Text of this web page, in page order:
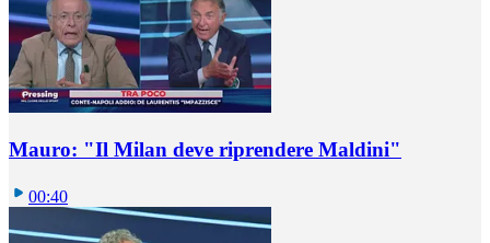
Mauro: "Il Milan deve riprendere Maldini"
00:40